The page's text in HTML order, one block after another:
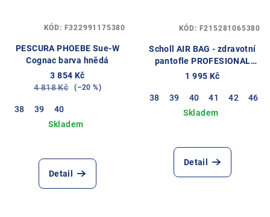
PESCURA PHOEBE Sue-W
Cognac barva hnědá
3 854 Kč
4 818 Kč
(–20 %)
38 39 40
Detail
KÓD: F322991175380
Scholl AIR BAG - zdravotní
pantofle PROFESIONAL
barva bílá
1 995 Kč
38 39 40 41 42 46
Detail
KÓD: F215281065380